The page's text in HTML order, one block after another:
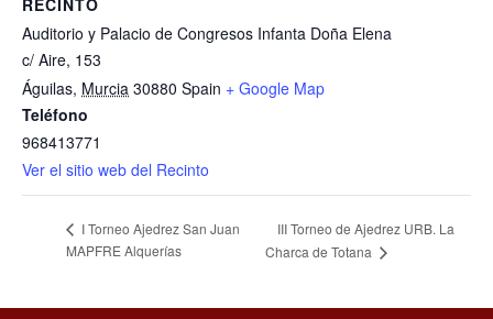
RECINTO
Auditorio y Palacio de Congresos Infanta Doña Elena
c/ Aire, 153
Águilas, Murcia 30880 Spain + Google Map
Teléfono
968413771
Ver el sitio web del Recinto
I Torneo Ajedrez San Juan
MAPFRE Alquerías
III Torneo de Ajedrez URB. La
Charca de Totana